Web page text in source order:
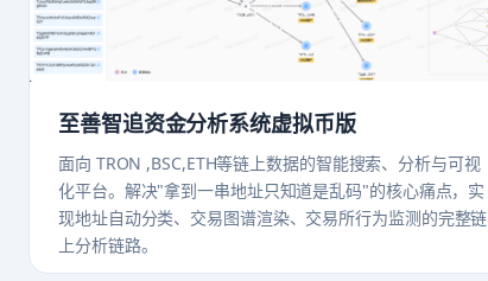
至善智追资金分析系统虚拟币版
面向 TRON ,BSC,ETH等链上数据的智能搜索、分析与可视
化平台。解决"拿到一串地址只知道是乱码"的核心痛点，实
现地址自动分类、交易图谱渲染、交易所行为监测的完整链
上分析链路。